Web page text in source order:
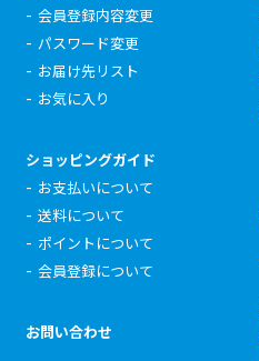
会員登録内容変更
パスワード変更
お届け先リスト
お気に入り
ショッピングガイド
お支払いについて
送料について
ポイントについて
会員登録について
お問い合わせ